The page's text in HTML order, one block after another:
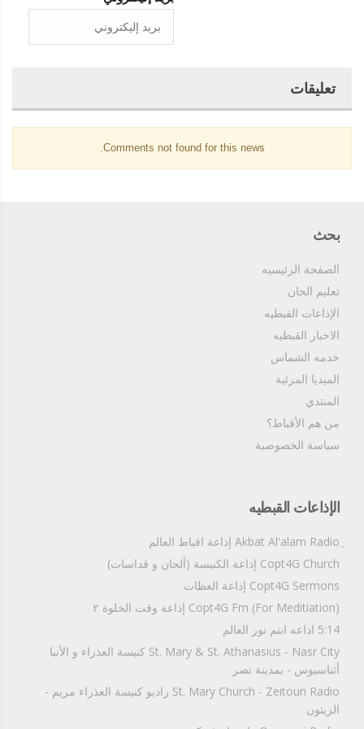
تعليقات
Comments not found for this news.
بحث
الصفحة الرئيسيه
تعليم الحان
الإذاعات القبطيه
الاخبار القبطيه
خدمه الشماس
الميديا المرئية
المنتدي
من هم الأقباط؟‎
سياسة الخصوصية
الإذاعات القبطيه
Copt4G Church إذاعة الكنيسة (ألحان و قداسات)
Copt4G Sermons إذاعة العظات
Copt4G Fm (For Meditiation) إذاعة وقت الخلوة ٢
5:14 اذاعه انتم نور العالم
St. Mary & St. Athanasius - Nasr City كنيسة العذراء و الأنبا
أثناسيوس - بمدينة نصر
St. Mary Church - Zeitoun Radio راديو كنيسة العذراء مريم -
الزيتون